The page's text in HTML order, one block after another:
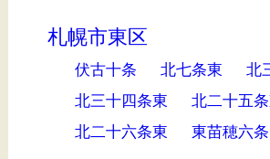
札幌市東区
伏古十条 北七条東
北
北三十四条東
北二十五
北二十六条東
東苗穂六条